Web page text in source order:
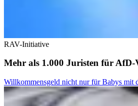
RAV-Initiative
Mehr als 1.000 Juristen für AfD-
Willkommensgeld nicht nur für Babys mit